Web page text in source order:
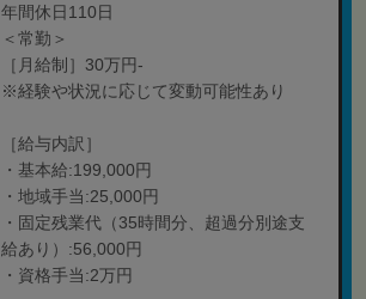
年間休日110日
＜常勤＞
［月給制］30万円-
※経験や状況に応じて変動可能性あり
［給与内訳］
・基本給:199,000円
・地域手当:25,000円
・固定残業代（35時間分、超過分別途支
給あり）:56,000円
・資格手当:2万円